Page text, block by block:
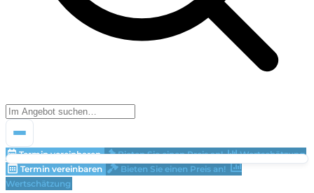
Termin vereinbaren Bieten Sie einen Preis an!
Wertschätzung
Termin vereinbaren
Bieten Sie einen Preis an!
Wertschätzung